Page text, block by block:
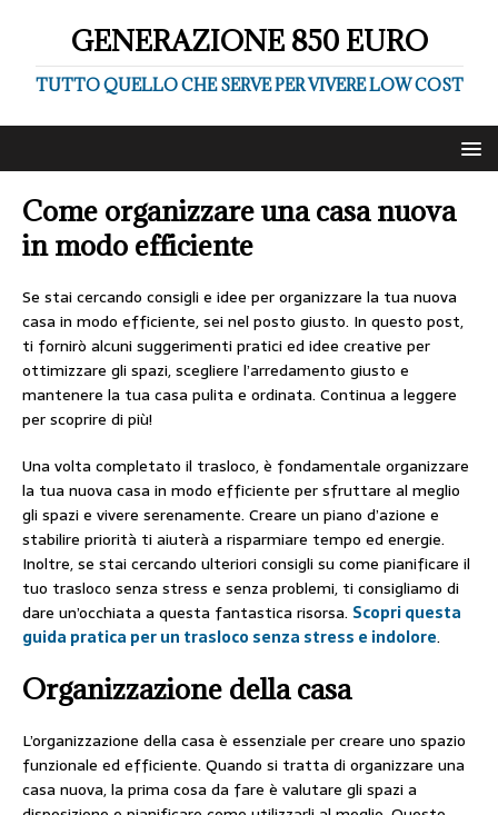
GENERAZIONE 850 EURO
TUTTO QUELLO CHE SERVE PER VIVERE LOW COST
Come organizzare una casa nuova
in modo efficiente
Se stai cercando consigli e idee per organizzare la tua nuova
casa in modo efficiente, sei nel posto giusto. In questo post,
ti fornirò alcuni suggerimenti pratici ed idee creative per
ottimizzare gli spazi, scegliere l’arredamento giusto e
mantenere la tua casa pulita e ordinata. Continua a leggere
per scoprire di più!
Una volta completato il trasloco, è fondamentale organizzare
la tua nuova casa in modo efficiente per sfruttare al meglio
gli spazi e vivere serenamente. Creare un piano d’azione e
stabilire priorità ti aiuterà a risparmiare tempo ed energie.
Inoltre, se stai cercando ulteriori consigli su come pianificare il
tuo trasloco senza stress e senza problemi, ti consigliamo di
dare un’occhiata a questa fantastica risorsa. Scopri questa
guida pratica per un trasloco senza stress e indolore.
Organizzazione della casa
L’organizzazione della casa è essenziale per creare uno spazio
funzionale ed efficiente. Quando si tratta di organizzare una
casa nuova, la prima cosa da fare è valutare gli spazi a